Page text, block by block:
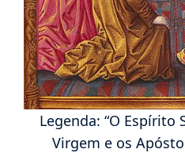
Legenda: “O Espírito
Virgem e os